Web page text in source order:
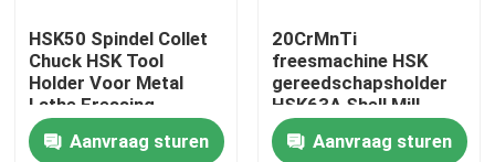
Fabrieksreis
Kwaliteitscontrole
HSK50 Spindel Collet
Chuck HSK Tool
Holder Voor Metal
Lathe Fressing
Machine
Aanvraag sturen
20CrMnTi
freesmachine HSK
gereedschapsholder
HSK63A Shell Mill
Holder
Poetsoppervlak
Aanvraag sturen